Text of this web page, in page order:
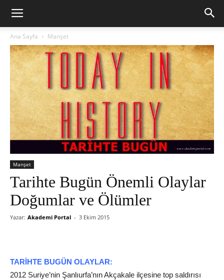
Ana Sayfa Manşet
Manşet
Tarihte Bugün Önemli Olaylar
Doğumlar ve Ölümler
Yazar: Akademi Portal - 3 Ekim 2015
TARİHTE BUGÜN OLAYLAR:
2012 Suriye’nin Şanlıurfa’nın Akçakale ilçesine top saldırısı